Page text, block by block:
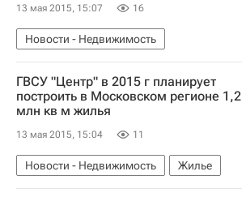
13 мая 2015, 15:07 16
Новости - Недвижимость
ГВСУ "Центр" в 2015 г планирует
построить в Московском регионе 1,2
млн кв м жилья
13 мая 2015, 15:04 11
Новости - Недвижимость Жилье